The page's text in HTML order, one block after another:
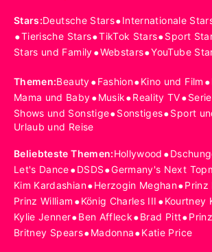
Stars:Deutsche Stars•Internationale
•Tierische Stars•TikTok Stars•Sport
Stars und Family•Webstars•YouTube
Themen:Beauty•Fashion•Kino und Film •
Mama und Baby•Musik•Reality TV•
Shows und Sonstige•Sonstiges•Sport
Urlaub und Reise
Beliebteste Themen:Hollywood •
Let's Dance•DSDS•Germany's Next
Kim Kardashian•Herzogin Meghan•Prinz
Prinz William •König Charles III •Kourtney
Kylie Jenner•Ben Affleck•Brad Pitt•
Britney Spears•Madonna•Katie Price